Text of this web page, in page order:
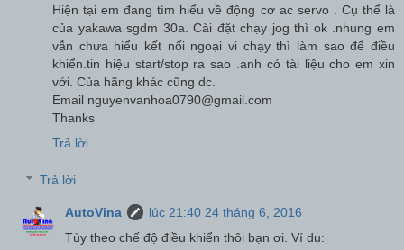
Hiện tại em đang tìm hiểu về động cơ ac servo . Cụ thể là
của yakawa sgdm 30a. Cài đặt chạy jog thì ok .nhung em
vẫn chưa hiểu kết nối ngoại vi chạy thì làm sao để điều
khiển.tin hiệu start/stop ra sao .anh có tài liệu cho em xin
với. Của hãng khác cũng dc.
Email nguyenvanhoa0790@gmail.com
Thanks
Trả lời
Trả lời
AutoVina
lúc 21:40 24 tháng 6, 2016
Tùy theo chế độ điều khiển thôi bạn ơi. Ví dụ: